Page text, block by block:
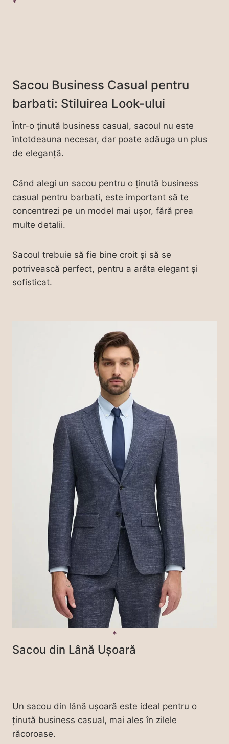
Sacou Business Casual pentru
barbati: Stiluirea Look-ului
Într-o ținută business casual, sacoul nu este
întotdeauna necesar, dar poate adăuga un plus
de eleganță.
Când alegi un sacou pentru o ținută business
casual pentru barbati, este important să te
concentrezi pe un model mai ușor, fără prea
multe detalii.
Sacoul trebuie să fie bine croit și să se
potrivească perfect, pentru a arăta elegant și
sofisticat.
Sacou din Lână Ușoară
Un sacou din lână ușoară este ideal pentru o
ținută business casual, mai ales în zilele
răcoroase.